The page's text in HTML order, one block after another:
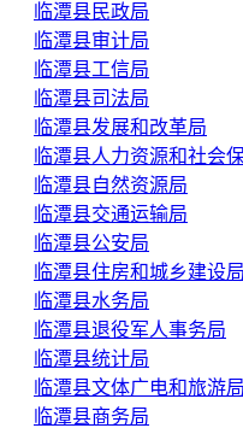
临潭县民政局
临潭县审计局
临潭县工信局
临潭县司法局
临潭县发展和改革局
临潭县人力资源和社会
临潭县自然资源局
临潭县交通运输局
临潭县公安局
临潭县住房和城乡建设局
临潭县水务局
临潭县退役军人事务局
临潭县统计局
临潭县文体广电和旅游局
临潭县商务局